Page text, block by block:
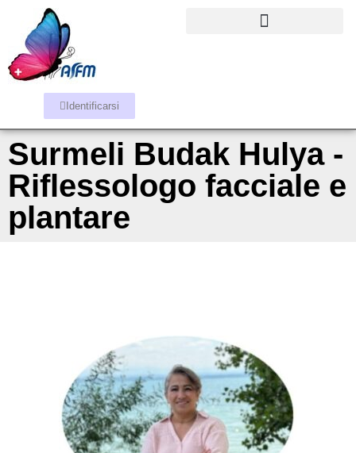
Identificarsi
Surmeli Budak Hulya -
Riflessologo facciale e
plantare